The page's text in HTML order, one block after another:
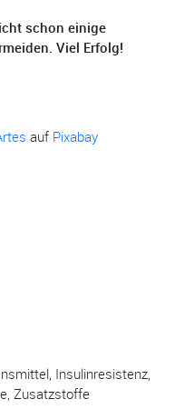
schon einige
Viel Erfolg!
auf Pixabay
, Insulinresistenz,
, Zusatzstoffe